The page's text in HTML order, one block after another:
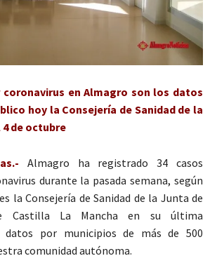
en Almagro son los datos
hoy la Consejería de Sanidad de la
4 de octubre
Almagro ha registrado 34 casos
durante la pasada semana, según
la Consejería de Sanidad de la Junta de
Castilla La Mancha en su última
datos por municipios de más de 500
comunidad autónoma.